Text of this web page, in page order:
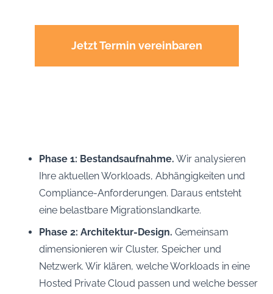
Jetzt Termin vereinbaren
Phase 1: Bestandsaufnahme. Wir analysieren
Ihre aktuellen Workloads, Abhängigkeiten und
Compliance-Anforderungen. Daraus entsteht
eine belastbare Migrationslandkarte.
Phase 2: Architektur-Design. Gemeinsam
dimensionieren wir Cluster, Speicher und
Netzwerk. Wir klären, welche Workloads in eine
Hosted Private Cloud passen und welche besser